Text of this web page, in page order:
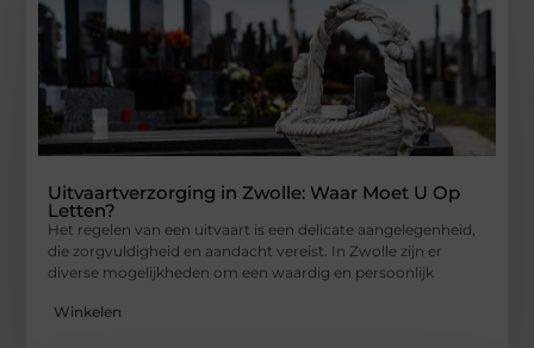
Uitvaartverzorging in Zwolle: Waar Moet U Op
Letten?
Het regelen van een uitvaart is een delicate aangelegenheid,
die zorgvuldigheid en aandacht vereist. In Zwolle zijn er
diverse mogelijkheden om een waardig en persoonlijk
Winkelen